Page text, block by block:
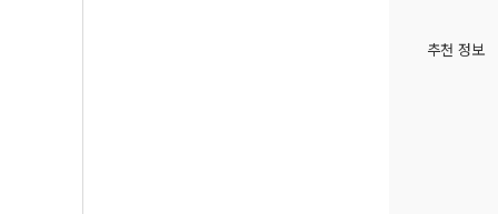
추천 정보